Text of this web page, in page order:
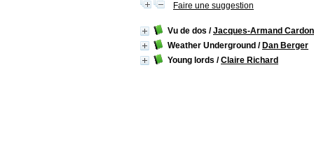
Faire une suggestion
Vu de dos /Jacques-Armand Cardon
Weather Underground / Dan Berger
Young lords /Claire Richard